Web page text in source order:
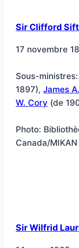
Sir Clifford
17 novembre
Sous-ministres:
1897), James
W. Cory (de
Photo:
Canada/
Sir Wilfrid